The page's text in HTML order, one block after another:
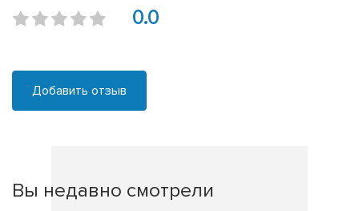
0.0
Добавить отзыв
Вы недавно смотрели